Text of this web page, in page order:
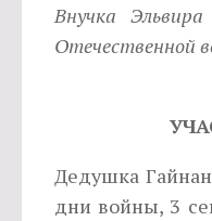
Внучка
Отечественной
Дедушка
дни войны, 3